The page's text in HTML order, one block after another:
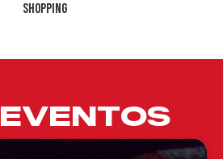
Shopping
EVENTOS